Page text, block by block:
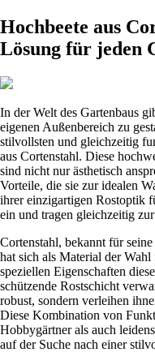
Hochbeete aus
Lösung für jeden
In der Welt des Gartenbaus
eigenen Außenbereich zu
stilvollsten und gleichzeitig
aus Cortenstahl. Diese
sind nicht nur ästhetisch
Vorteile, die sie zur idealen
ihrer einzigartigen Rostoptik
ein und tragen gleichzeitig
Cortenstahl, bekannt für
hat sich als Material der
speziellen Eigenschaften
schützende Rostschicht
robust, sondern verleihen
Diese Kombination von
Hobbygärtner als auch
auf der Suche nach einer